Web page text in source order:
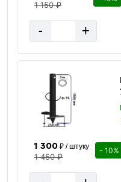
1 150 ₽
- +
1 300₽ / штуку
1 450 ₽
- 10%
Прямоугольная